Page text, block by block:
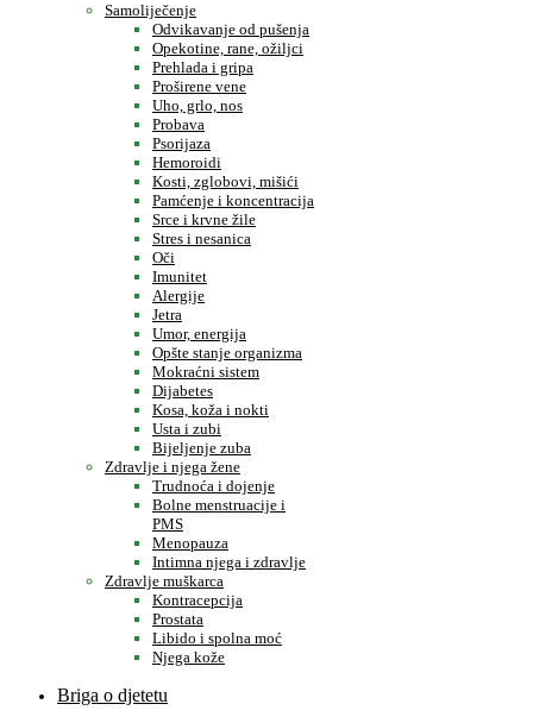
Samoliječenje
Odvikavanje od pušenja
Opekotine, rane, ožiljci
Prehlada i gripa
Proširene vene
Uho, grlo, nos
Probava
Psorijaza
Hemoroidi
Kosti, zglobovi, mišići
Pamćenje i koncentracija
Srce i krvne žile
Stres i nesanica
Oči
Imunitet
Alergije
Jetra
Umor, energija
Opšte stanje organizma
Mokraćni sistem
Dijabetes
Kosa, koža i nokti
Usta i zubi
Bijeljenje zuba
Zdravlje i njega žene
Trudnoća i dojenje
Bolne menstruacije i
PMS
Menopauza
Intimna njega i zdravlje
Zdravlje muškarca
Kontracepcija
Prostata
Libido i spolna moć
Njega kože
Briga o djetetu